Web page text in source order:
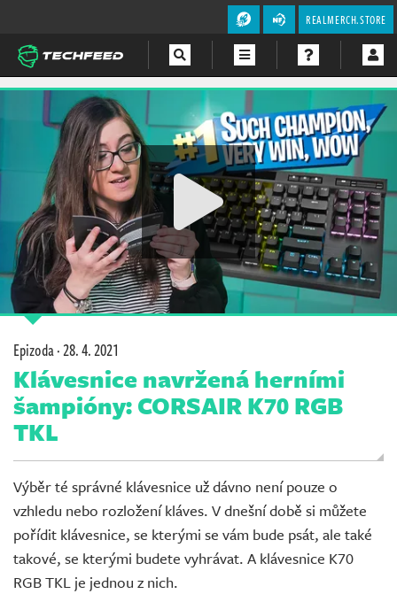
REALMERCH.STORE
Magazín
Soutěže
Epizoda ·28. 4. 2021
Klávesnice navržená herními
šampióny: CORSAIR K70 RGB
TKL
Výběr té správné klávesnice už dávno není pouze o
vzhledu nebo rozložení kláves. V dnešní době si můžete
pořídit klávesnice, se kterými se vám bude psát, ale také
takové, se kterými budete vyhrávat. A klávesnice K70
RGB TKL je jednou z nich.